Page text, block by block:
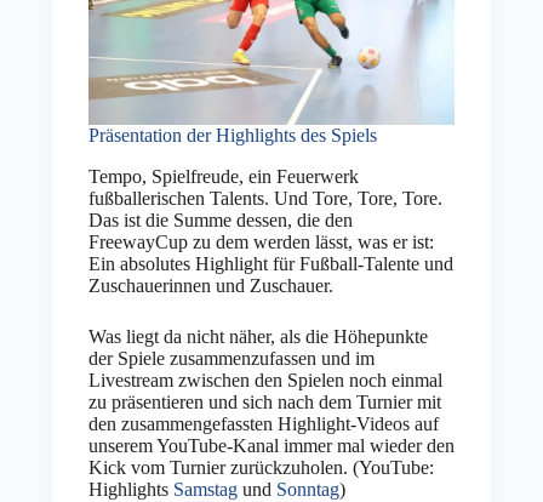
Präsentation der Highlights des Spiels
Tempo, Spielfreude, ein Feuerwerk
fußballerischen Talents. Und Tore, Tore, Tore.
Das ist die Summe dessen, die den
FreewayCup zu dem werden lässt, was er ist:
Ein absolutes Highlight für Fußball-Talente und
Zuschauerinnen und Zuschauer.
Was liegt da nicht näher, als die Höhepunkte
der Spiele zusammenzufassen und im
Livestream zwischen den Spielen noch einmal
zu präsentieren und sich nach dem Turnier mit
den zusammengefassten Highlight-Videos auf
unserem YouTube-Kanal immer mal wieder den
Kick vom Turnier zurückzuholen. (YouTube:
Highlights Samstagund Sonntag)